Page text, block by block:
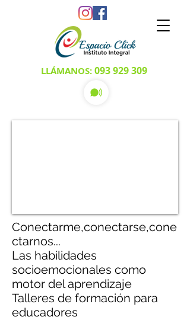
LLÁMANOS:093 929 309
Conectarme,conectarse,cone
ctarnos...
Las habilidades
socioemocionales como
motor del aprendizaje
Talleres de formación para
educadores